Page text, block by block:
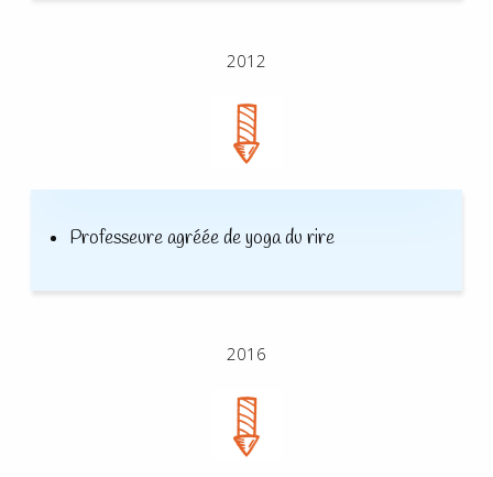
2012
Professeure agréée de yoga du rire
2016